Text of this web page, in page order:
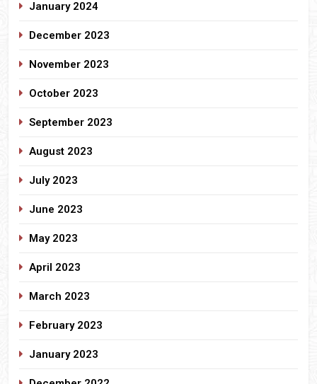
January 2024
December 2023
November 2023
October 2023
September 2023
August 2023
July 2023
June 2023
May 2023
April 2023
March 2023
February 2023
January 2023